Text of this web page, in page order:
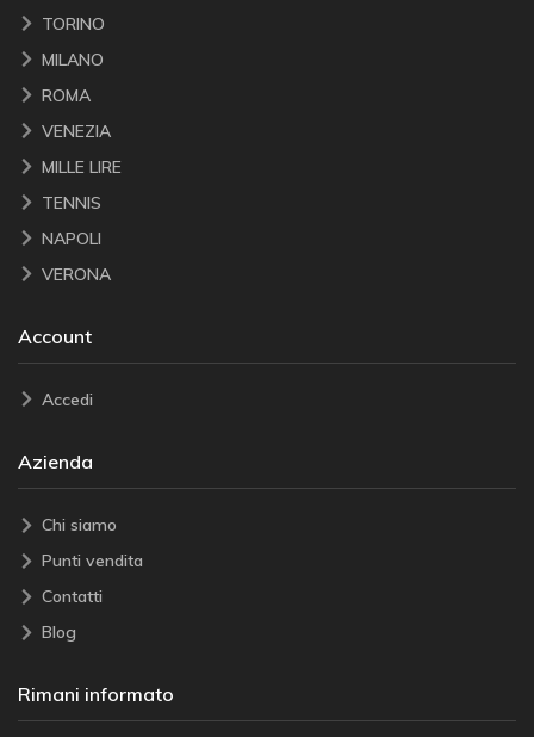
TORINO
MILANO
ROMA
VENEZIA
MILLE LIRE
TENNIS
NAPOLI
VERONA
Account
Accedi
Azienda
Chi siamo
Punti vendita
Contatti
Blog
Rimani informato